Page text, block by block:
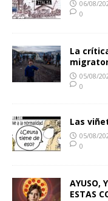
06/08/
0
La
05/08/
0
Las
05/08/
0
AYUSO,
ESTAS